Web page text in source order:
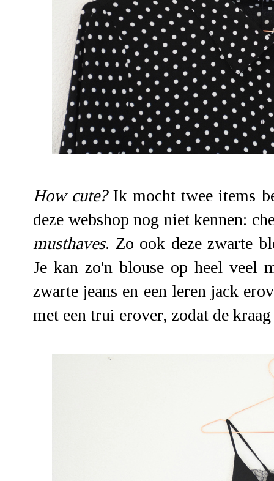
How cute? Ik mocht twee items
deze webshop nog niet kennen:
musthaves. Zo ook deze zwarte
Je kan zo'n blouse op heel veel
zwarte jeans en een leren jack
met een trui erover, zodat de